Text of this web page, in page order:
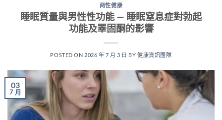
两性健康
睡眠質量與男性性功能 — 睡眠窒息症對勃起
功能及睪固酮的影響
POSTED ON 2026 年 7 月 3 日 BY健康資訊團隊
03
7 月